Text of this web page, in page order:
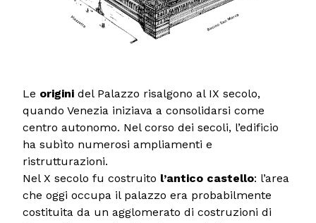
Le origini del Palazzo risalgono al IX secolo,
quando Venezia iniziava a consolidarsi come
centro autonomo. Nel corso dei secoli, l’edificio
ha subìto numerosi ampliamenti e
ristrutturazioni.
Nel X secolo fu costruito l’antico castello: l’area
che oggi occupa il palazzo era probabilmente
costituita da un agglomerato di costruzioni di